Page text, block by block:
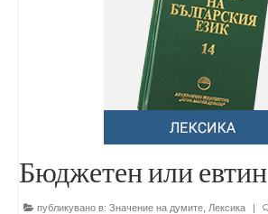
Бюджетен или евтин
публикувано в: Значение на думите Лексика |